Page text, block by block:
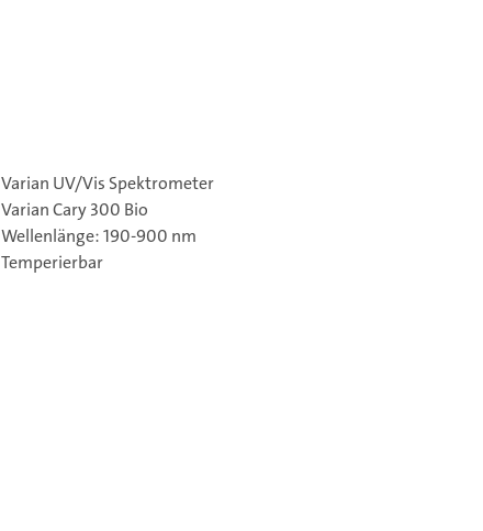
Varian UV/Vis Spektrometer
Varian Cary 300 Bio
Wellenlänge: 190-900 nm
Temperierbar